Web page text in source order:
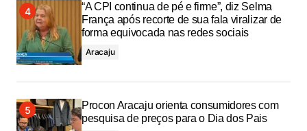
“A CPI continua de pé e firme”, diz Selma
França após recorte de sua fala viralizar de
forma equivocada nas redes sociais
Aracaju
Procon Aracaju orienta consumidores com
pesquisa de preços para o Dia dos Pais